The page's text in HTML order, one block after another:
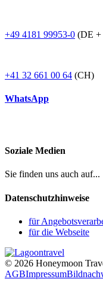
+49 4181 99953-0 (DE +
+41 32 661 00 64 (CH)
WhatsApp
Soziale Medien
Sie finden uns auch auf...
Datenschutzhinweise
für
für die Webseite
© 2026 Honeymoon
AGBImpressum